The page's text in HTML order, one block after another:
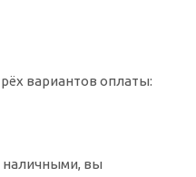
вариантов оплаты:
наличными, вы